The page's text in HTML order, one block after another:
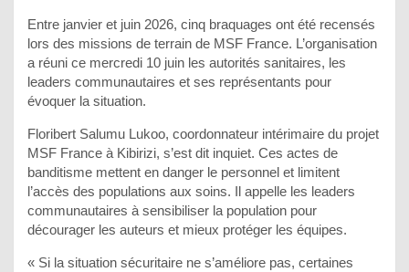
Entre janvier et juin 2026, cinq braquages ont été recensés
lors des missions de terrain de MSF France. L’organisation
a réuni ce mercredi 10 juin les autorités sanitaires, les
leaders communautaires et ses représentants pour
évoquer la situation.
Floribert Salumu Lukoo, coordonnateur intérimaire du projet
MSF France à Kibirizi, s’est dit inquiet. Ces actes de
banditisme mettent en danger le personnel et limitent
l’accès des populations aux soins. Il appelle les leaders
communautaires à sensibiliser la population pour
décourager les auteurs et mieux protéger les équipes.
« Si la situation sécuritaire ne s’améliore pas, certaines